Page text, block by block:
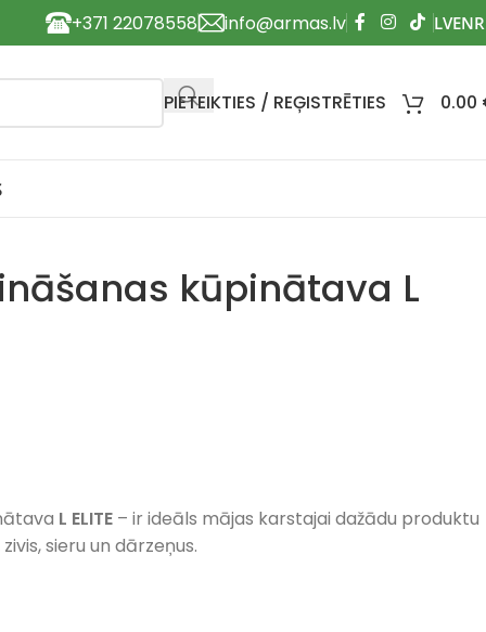
+371 22078558 info@armas.lv
PIETEIKTIES / REĢISTRĒTIES 0.00
kūpinātava L
L ELITE – ir ideāls mājas karstajai dažādu produktu
sieru un dārzeņus.